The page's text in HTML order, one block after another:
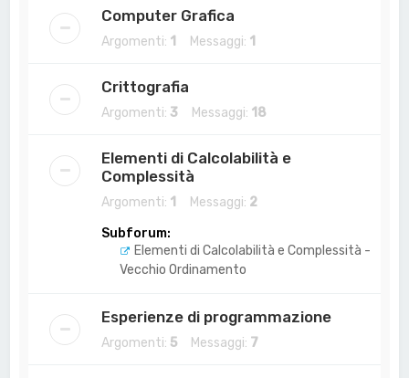
Computer Grafica
Argomenti: 1 Messaggi: 1
Crittografia
Argomenti: 3 Messaggi: 18
Elementi di Calcolabilità e
Complessità
Argomenti: 1 Messaggi: 2
Subforum:
Elementi di Calcolabilità e Complessità -
Vecchio Ordinamento
Esperienze di programmazione
Argomenti: 5 Messaggi: 7